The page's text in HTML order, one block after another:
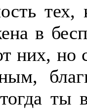
тех,
в
них,
ты